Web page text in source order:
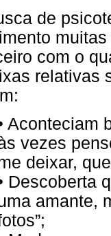
de
com o
relativas
Aconteciam
vezes
deixar,
Descoberta
amante,